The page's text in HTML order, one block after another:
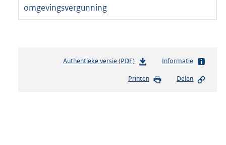
omgevingsvergunning
Authentieke versie (PDF)b
s
Informatie
Printen Delen